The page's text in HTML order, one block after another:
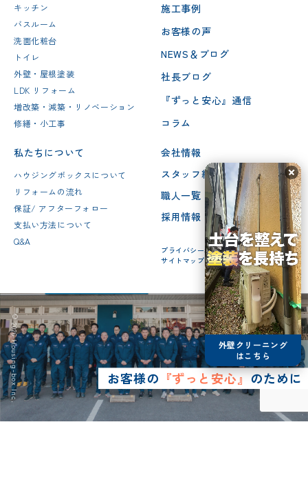
キッチン
バスルーム
洗面化粧台
トイレ
外壁・屋根塗装
LDK リフォーム
増改築・減築・リノベーション
修繕・小工事
施工事例
お客様の声
NEWS＆ブログ
社長ブログ
『ずっと安心』通信
コラム
私たちについて
ハウジングボックスについて
リフォームの流れ
保証/ アフターフォロー
支払い方法について
Q&A
会社情報
スタッフ紹介
職人一覧
採用情報
プライバシーポリシー
サイトマップ
お客様の 『ずっと安心』のために
© 2026 Housing-box Inc.
外壁クリーニング
はこちら